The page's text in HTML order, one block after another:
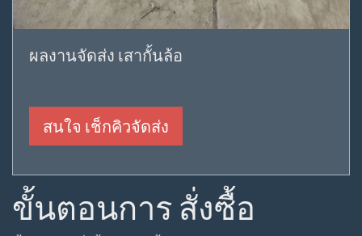
ผลงานจัดส่ง เสากั้นล้อ
สนใจ เช็กคิวจัดส่ง
ขั้นตอนการ สั่งซื้อ